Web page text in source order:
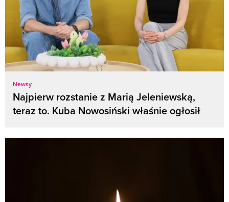
Newsy
Najpierw rozstanie z Marią Jeleniewską,
teraz to. Kuba Nowosiński właśnie ogłosił